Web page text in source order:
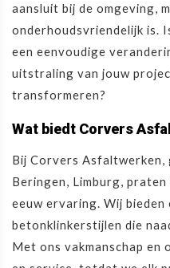
aansluit bij de omgeving,
onderhoudsvriendelijk is.
een eenvoudige
uitstraling van jouw
transformeren?
Wat biedt Corvers
Bij Corvers Asfaltwerken,
Beringen, Limburg,
eeuw ervaring. Wij bieden
betonklinkerstijlen die
Met ons vakmanschap